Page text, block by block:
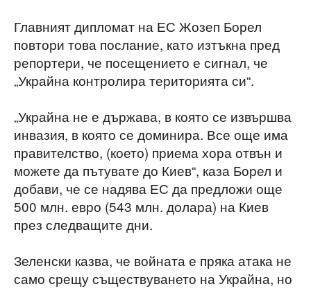
Главният дипломат на ЕС Жозеп Борел
повтори това послание, като изтъкна пред
репортери, че посещението е сигнал, че
„Украйна контролира територията си“.
„Украйна не е държава, в която се извършва
инвазия, в която се доминира. Все още има
правителство, (което) приема хора отвън и
можете да пътувате до Киев“, каза Борел и
добави, че се надява ЕС да предложи още
500 млн. евро (543 млн. долара) на Киев
през следващите дни.
Зеленски казва, че войната е пряка атака не
само срещу съществуването на Украйна, но